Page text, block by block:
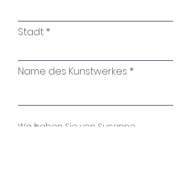
Stadt
Name des Kunstwerkes